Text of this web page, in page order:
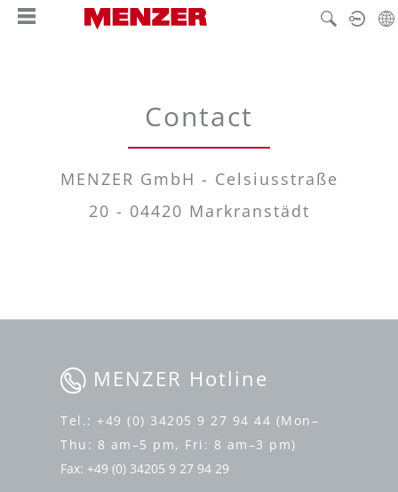
principal
Contact
MENZER GmbH - Celsiusstraße
20 - 04420 Markranstädt
MENZER Hotline
Tel.: +49 (0) 34205 9 27 94 44 (Mon–
Thu: 8 am–5 pm, Fri: 8 am–3 pm)
Fax: +49 (0) 34205 9 27 94 29